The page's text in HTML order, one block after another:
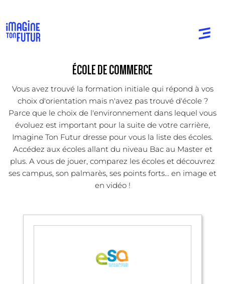
ÉCOLE DE COMMERCE
Vous avez trouvé la formation initiale qui répond à vos
choix d'orientation mais n'avez pas trouvé d'école ?
Parce que le choix de l'environnement dans lequel vous
évoluez est important pour la suite de votre carrière,
Imagine Ton Futur dresse pour vous la liste des écoles.
Accédez aux écoles allant du niveau Bac au Master et
plus. A vous de jouer, comparez les écoles et découvrez
ses campus, son palmarès, ses points forts... en image et
en vidéo !